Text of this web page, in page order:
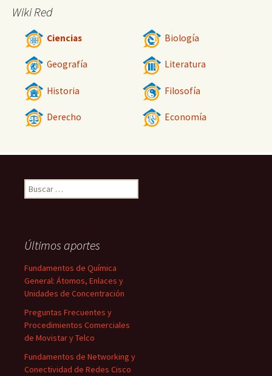
Wiki Red
Ciencias Biología
Geografía Literatura
Historia Filosofía
Derecho Economía
Buscar:
Últimos aportes
Fundamentos de Química
General: Átomos, Enlaces y
Unidades de Concentración
Preguntas Frecuentes y
Procedimientos Comerciales
de Movistar y Telco
Fundamentos de Networking y
Conectividad de Redes Cisco